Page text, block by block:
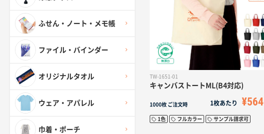
ふせん・ノート・メモ帳
ファイル・バインダー
オリジナルタオル
ウェア・アパレル
巾着・ポーチ
TW-1651-01
キャンバストートML(B4対応)
1000枚 ご注文時 1枚あたり ¥564
1色 フルカラー サンプル請求可